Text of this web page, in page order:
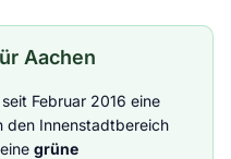
Aachen
Februar 2016 eine
den Innenstadtbereich
grüne